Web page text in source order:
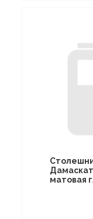
матовая